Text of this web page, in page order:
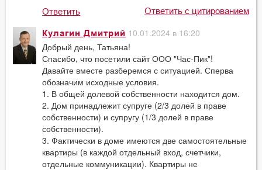
Ответить Ответить с цитированием
Кулагин Дмитрий 10.01.2024 в 16:20
Добрый день, Татьяна!
Спасибо, что посетили сайт ООО "Час-Пик"!
Давайте вместе разберемся с ситуацией. Сперва
обозначим исходные условия.
1. В общей долевой собственности находится дом.
2. Дом принадлежит супруге (2/3 долей в праве
собственности) и супругу (1/3 долей в праве
собственности).
3. Фактически в доме имеются две самостоятельные
квартиры (в каждой отдельный вход, счетчики,
отдельные коммуникации). Квартиры не